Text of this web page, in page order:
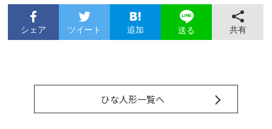
シェア ツイート 追加 送る 共有
ひな人形一覧へ